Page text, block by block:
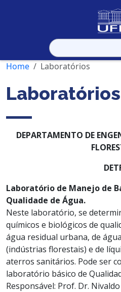
Pesquisar
por:
Home
Laboratórios
Laboratórios
DEPARTAMENTO DE
Laboratório de Manejo de
Qualidade de Água.
Neste laboratório, se
químicos e biológicos de
água residual urbana, de
(indústrias florestais) e de
aterros sanitários. Pode ser
laboratório básico de
Responsável: Prof. Dr.